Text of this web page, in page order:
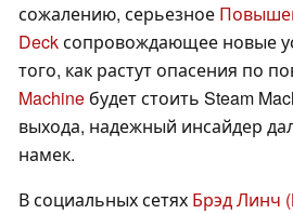
сожалению, серьезное
Deckсопровождающее новые
того, как растут опасения по
Machine будет стоить Steam
выхода, надежный инсайдер
намек.
В социальных сетях Брэд Линч